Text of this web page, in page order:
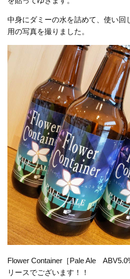
中身にダミーの水を詰めて、使い回
用の写真を撮りました。
Flower Container［Pale Ale
リースでございます！！